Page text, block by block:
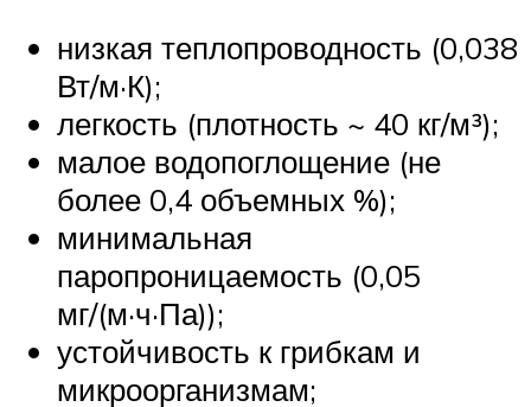
низкая теплопроводность (0,038
Вт/м·К);
легкость (плотность ~ 40 кг/м³);
малое водопоглощение (не
более 0,4 объемных %);
минимальная
паропроницаемость (0,05
мг/(м·ч·Па));
устойчивость к грибкам и
микроорганизмам;